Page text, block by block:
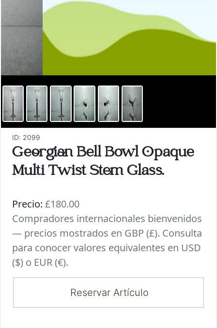
ID: 2099
Georgian Bell Bowl Opaque
Multi Twist Stem Glass.
Precio: £180.00
Compradores internacionales bienvenidos
— precios mostrados en GBP (£). Consulta
para conocer valores equivalentes en USD
($) o EUR (€).
Reservar Artículo